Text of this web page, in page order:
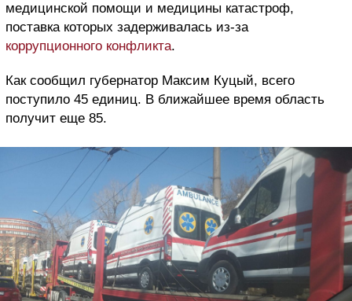
медицинской помощи и медицины катастроф,
поставка которых задерживалась из-за
коррупционного конфликта.
Как сообщил губернатор Максим Куцый, всего
поступило 45 единиц. В ближайшее время область
получит еще 85.